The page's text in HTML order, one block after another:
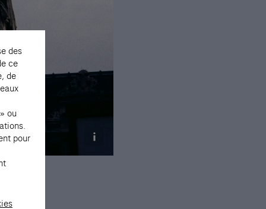
des
ce
de
ou
pour